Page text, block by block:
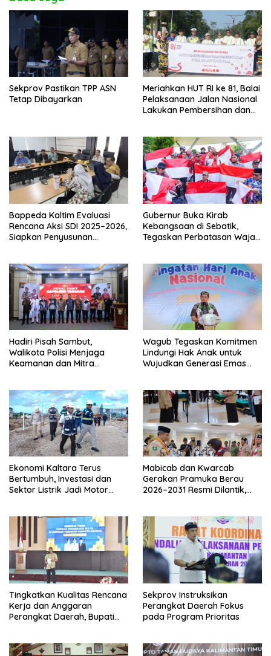
Sekprov Pastikan TPP ASN
Tetap Dibayarkan
Meriahkan HUT RI ke 81, Balai
Pelaksanaan Jalan Nasional
Lakukan Pembersihan dan
Bappeda Kaltim Evaluasi
Rencana Aksi SDI 2025–2026,
Siapkan Penyusunan
Gubernur Buka Kirab
Kebangsaan di Sebatik,
Tegaskan Perbatasan Wajah
Hadiri Pisah Sambut,
Walikota Polisi Menjaga
Keamanan dan Mitra
Wagub Tegaskan Komitmen
Lindungi Hak Anak untuk
Wujudkan Generasi Emas
Ekonomi Kaltara Terus
Bertumbuh, Investasi dan
Sektor Listrik Jadi Motor
Mabicab dan Kwarcab
Gerakan Pramuka Berau
2026–2031 Resmi Dilantik,
Tingkatkan Kualitas Rencana
Kerja dan Anggaran
Perangkat Daerah, Bupati
Sekprov Instruksikan
Perangkat Daerah Fokus
pada Program Prioritas